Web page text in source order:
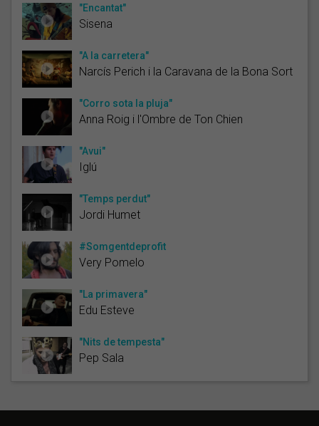
"Encantat"
Sisena
"A la carretera"
Narcís Perich i la Caravana de la Bona Sort
"Corro sota la pluja"
Anna Roig i l'Ombre de Ton Chien
"Avui"
Iglú
"Temps perdut"
Jordi Humet
#Somgentdeprofit
Very Pomelo
"La primavera"
Edu Esteve
"Nits de tempesta"
Pep Sala